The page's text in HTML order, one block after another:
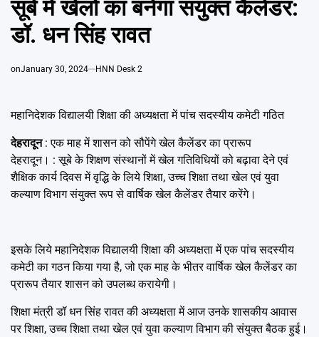
सूबे में खेलों का बनेगा संयुक्त कैलेंडर:
डॉ. धन सिंह रावत
onJanuary 30, 2024 HNN Desk 2
महानिदेशक विद्यालयी शिक्षा की अध्यक्षता में पांच सदस्यीय कमेटी गठित
देहरादून: एक माह में शासन को सौपेंगे खेल कैलेंडर का प्रारूप
देहरादून। : सूबे के शिक्षण संस्थानों में खेल गतिविधियों को बढ़ावा देने एवं
शैक्षिक कार्य दिवस में वृद्धि के लिये शिक्षा, उच्च शिक्षा तथा खेल एवं युवा
कल्याण विभाग संयुक्त रूप से वार्षिक खेल कैलेंडर तैयार करेंगे।
इसके लिये महानिदेशक विद्यालयी शिक्षा की अध्यक्षता में एक पांच सदस्यीय
कमेटी का गठन किया गया है, जो एक माह के भीतर वार्षिक खेल कैलेंडर का
प्रारूप तैयार शासन को उपलब्ध करायेगी।
शिक्षा मंत्री डॉ धन सिंह रावत की अध्यक्षता में आज उनके शासकीय आवास
पर शिक्षा, उच्च शिक्षा तथा खेल एवं युवा कल्याण विभाग की संयुक्त बैठक हुई।